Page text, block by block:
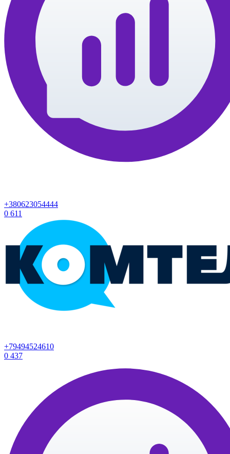
+380623054444
0 611
+79494524610
0 437